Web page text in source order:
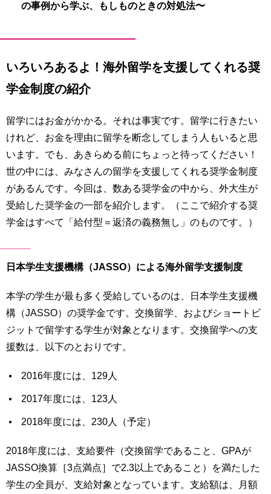
の事例から学ぶ、もしものときの対処法〜
いろいろあるよ！海外留学を支援してくれる奨
学金制度の紹介
留学にはお金がかかる。それは事実です。留学に行きたい
けれど、お金を理由に留学を断念してしまう人もいると思
います。でも、あきらめる前にちょっと待ってください！
世の中には、みなさんの留学を支援してくれる奨学金制度
があるんです。今回は、数ある奨学金の中から、外大生が
受給した奨学金の一部を紹介します。（ここで紹介する奨
学金はすべて「給付型＝返済の義務無し」のものです。）
日本学生支援機構（JASSO）による海外留学支援制度
本学の学生が最も多く受給しているのは、日本学生支援機
構（JASSO）の奨学金です。交換留学、およびショートビ
ジットで留学する学生が対象となります。交換留学への支
援数は、以下のとおりです。
2016年度には、129人
2017年度には、123人
2018年度には、230人（予定）
2018年度には、支給要件（交換留学であること、GPAが
JASSO換算［3点満点］で2.3以上であること）を満たした
学生の全員が、支給対象となっています。支給額は、月額